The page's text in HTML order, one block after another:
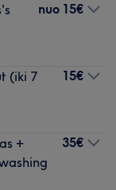
nuo 15€
(iki 7
15€
+
35€